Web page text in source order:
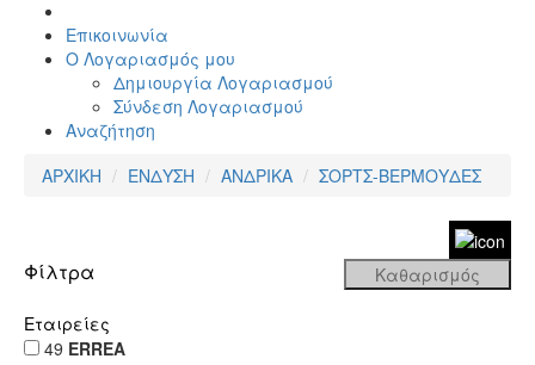
Επικοινωνία
Ο Λογαριασμός μου
Δημιουργία Λογαριασμού
Σύνδεση Λογαριασμού
Αναζήτηση
ΑΡΧΙΚΗ
ΕΝΔΥΣΗ ΑΝΔΡΙΚΑ ΣΟΡΤΣ-ΒΕΡΜΟΥΔΕΣ
Φίλτρα
Εταιρείες
49 ERREA